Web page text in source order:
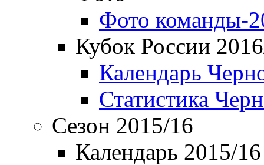
Фото команды-
Кубок России
Календарь
Статистика
Сезон 2015/16
Календарь 2015/16